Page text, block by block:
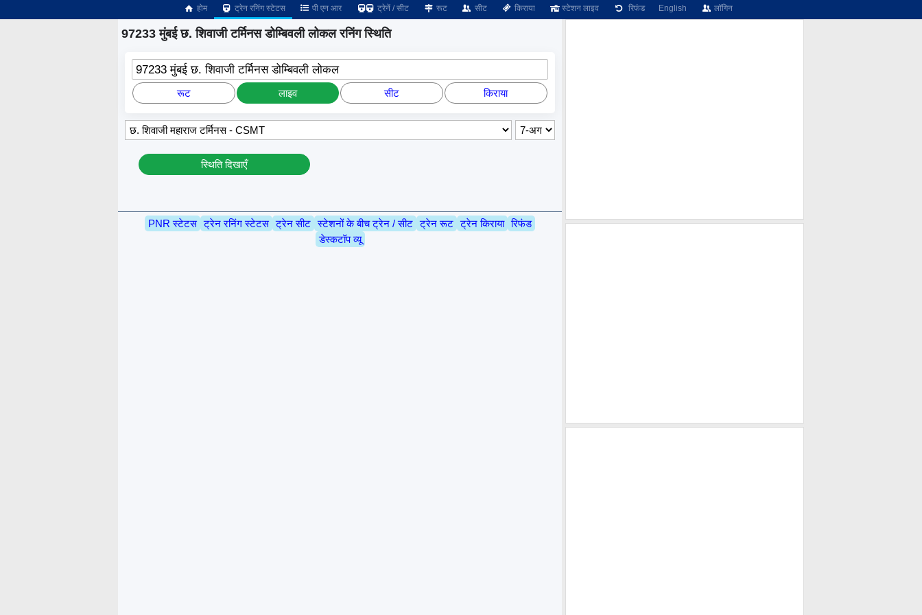
होम ट्रेन रनिंग स्टेटस पी एन आर ट्रेनें / सीट रूट सीट किराया स्टेशन लाइव रिफंड English लॉगिन
97233 मुंबई छ. शिवाजी टर्मिनस डोम्बिवली लोकल रनिंग स्थिति
97233 मुंबई छ. शिवाजी टर्मिनस डोम्बिवली लोकल
रूट लाइव सीट किराया
स्थिति दिखाएँ
PNR स्टेटस ट्रेन रनिंग स्टेटस ट्रेन सीट स्टेशनों के बीच ट्रेन / सीट ट्रेन रूट ट्रेन किराया रिफंड
डेस्कटॉप व्यू